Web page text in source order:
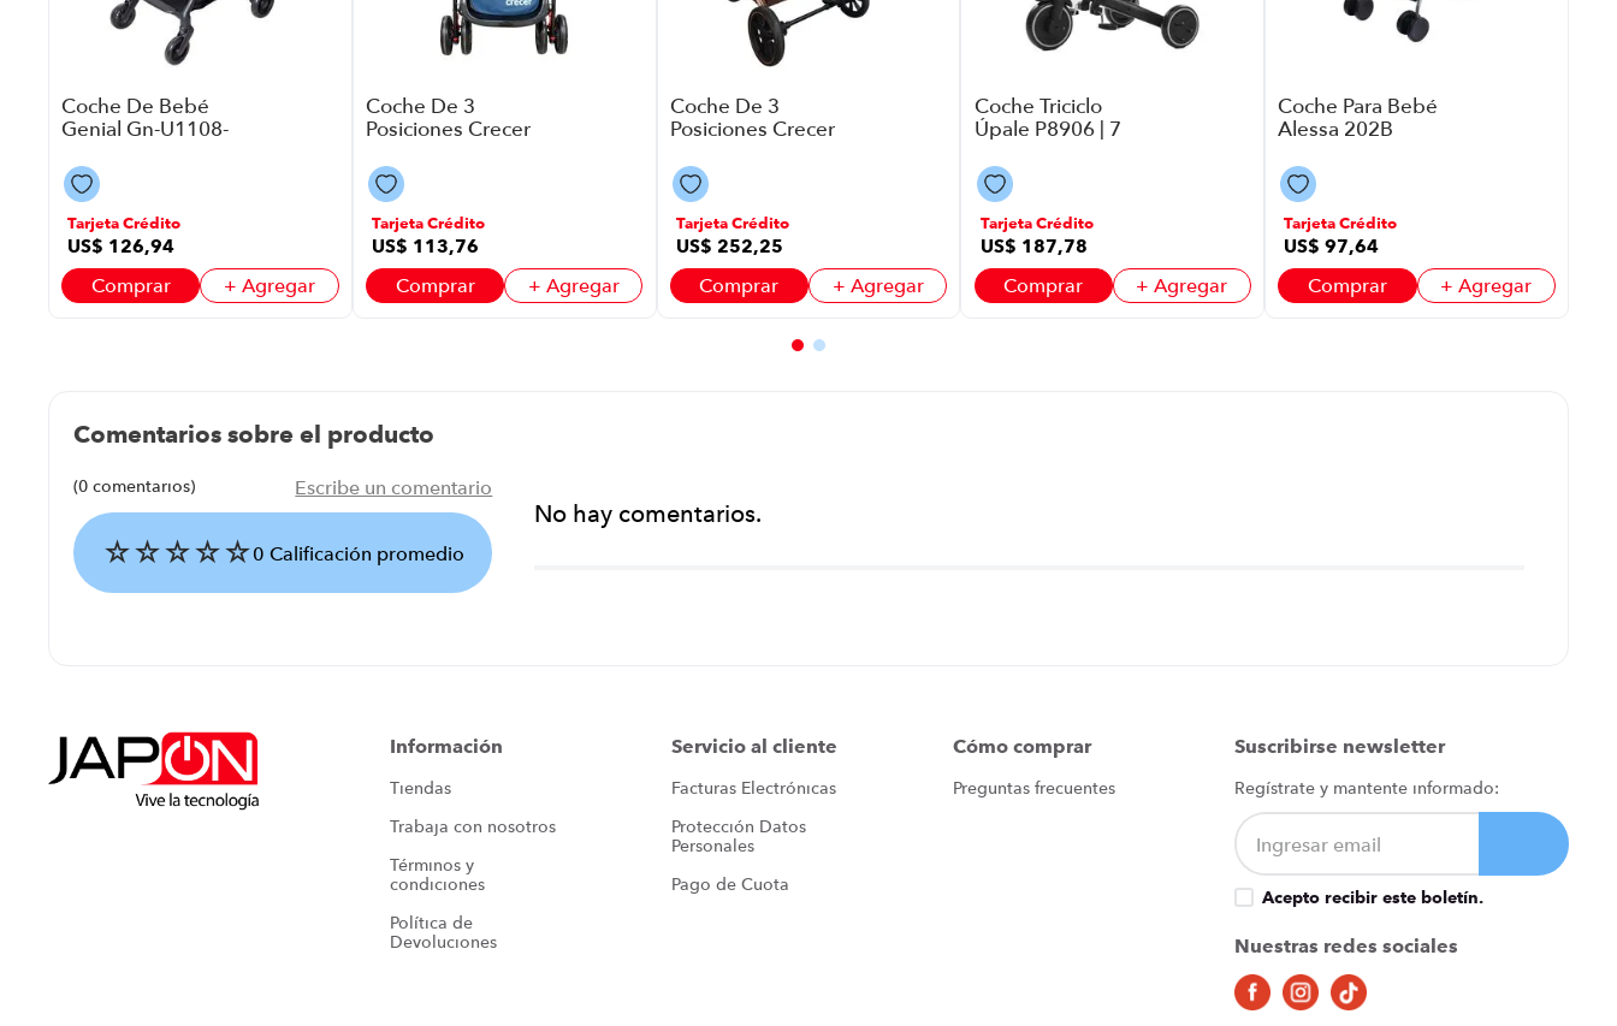
Coche De Bebé
Genial Gn-U1108-
Negro Con Gris
Tarjeta Crédito
US$ 126,94
Comprar + Agregar
Coche De 3
Posiciones Crecer
P8930 | Color Azul
Oscura
Tarjeta Crédito
US$ 113,76
Comprar + Agregar
Coche De 3
Posiciones Crecer
P8930 |
47X33X55Cm
Color Café
Tarjeta Crédito
US$ 252,25
Comprar + Agregar
Coche Triciclo
Úpale P8906 | 7
Gris
Tarjeta Crédito
US$ 187,78
Comprar + Agregar
Coche Para Bebé
Alessa 202B
Con Negro
Tarjeta Crédito
US$ 97,64
Comprar + Agregar
Comentarios sobre el producto
☆☆☆☆☆0 Calificación promedio
(0 comentarios) Escribe un comentario
Califica el producto de 1 a 5 estrellas
No hay comentarios.
Información
Tiendas
Trabaja con nosotros
Términos y
condiciones
Política de
Devoluciones
Servicio al cliente
Facturas Electrónicas
Protección Datos
Personales
Pago de Cuota
Cómo comprar
Preguntas frecuentes
Suscribirse newsletter
Regístrate y mantente informado:
Acepto recibir este boletín.
Nuestras redes sociales